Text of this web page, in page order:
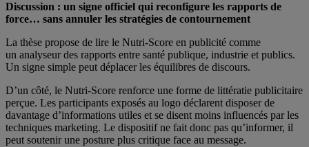
Discussion : un signe officiel qui reconfigure les rapports de
force… sans annuler les stratégies de contournement
La thèse propose de lire le Nutri-Score en publicité comme
un analyseur des rapports entre santé publique, industrie et publics.
Un signe simple peut déplacer les équilibres de discours.
D’un côté, le Nutri-Score renforce une forme de littératie publicitaire
perçue. Les participants exposés au logo déclarent disposer de
davantage d’informations utiles et se disent moins influencés par les
techniques marketing. Le dispositif ne fait donc pas qu’informer, il
peut soutenir une posture plus critique face au message.